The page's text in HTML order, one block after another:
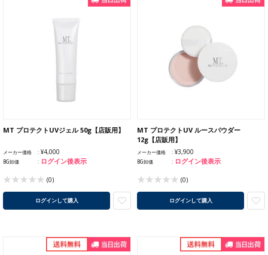
MT プロテクトUVジェル 50g【店販用】
メーカー価格 ¥4,000
BG卸価 ログイン後表示
(0)
ログインして購入
MT プロテクトUV ルースパウダー
12g【店販用】
メーカー価格 ¥3,900
BG卸価 ログイン後表示
(0)
ログインして購入